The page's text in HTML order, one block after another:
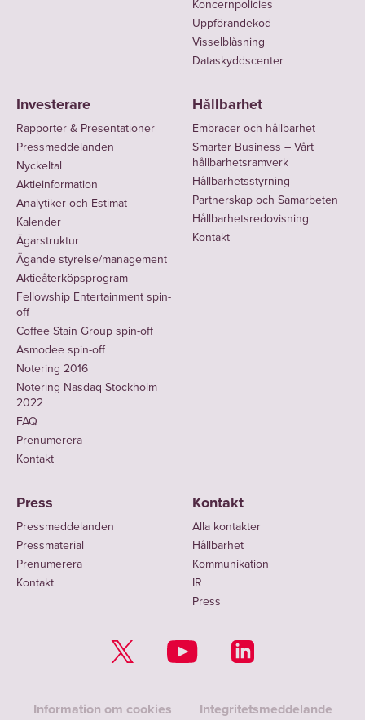
Koncernpolicies
Uppförandekod
Visselblåsning
Dataskyddscenter
Investerare
Rapporter & Presentationer
Pressmeddelanden
Nyckeltal
Aktieinformation
Analytiker och Estimat
Kalender
Ägarstruktur
Ägande styrelse/management
Aktieåterköpsprogram
Fellowship Entertainment spin-
off
Coffee Stain Group spin-off
Asmodee spin-off
Notering 2016
Notering Nasdaq Stockholm
2022
FAQ
Prenumerera
Kontakt
Hållbarhet
Embracer och hållbarhet
Smarter Business – Vårt
hållbarhetsramverk
Hållbarhetsstyrning
Partnerskap och Samarbeten
Hållbarhetsredovisning
Kontakt
Press
Pressmeddelanden
Pressmaterial
Prenumerera
Kontakt
Kontakt
Alla kontakter
Hållbarhet
Kommunikation
IR
Press
Information om cookies Integritetsmeddelande